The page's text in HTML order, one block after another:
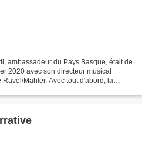
ambassadeur du Pays Basque, était de
2020 avec son directeur musical
Mahler. Avec tout d'abord, la